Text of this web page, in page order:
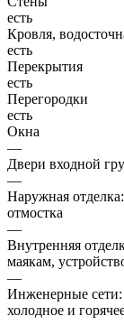
есть
Кровля,
есть
Перекрытия
есть
Перегородки
есть
Окна
—
Двери входной
—
Наружная
отмостка
—
Внутренняя
маякам,
—
Инженерные сети:
холодное и